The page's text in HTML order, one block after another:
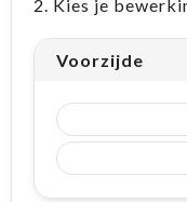
2. Kies je
Voorzijde